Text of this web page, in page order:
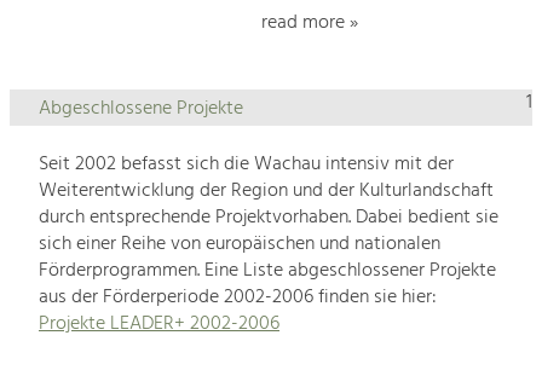
read more »
1
Abgeschlossene Projekte
Seit 2002 befasst sich die Wachau intensiv mit der
Weiterentwicklung der Region und der Kulturlandschaft
durch entsprechende Projektvorhaben. Dabei bedient sie
sich einer Reihe von europäischen und nationalen
Förderprogrammen. Eine Liste abgeschlossener Projekte
aus der Förderperiode 2002-2006 finden sie hier:
Projekte LEADER+ 2002-2006